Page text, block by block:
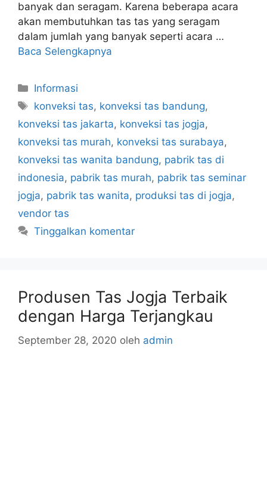
banyak dan seragam. Karena beberapa acara
akan membutuhkan tas tas yang seragam
dalam jumlah yang banyak seperti acara …
Baca Selengkapnya
Kategori
Informasi
Tag
konveksi tas, konveksi tas bandung,
konveksi tas jakarta, konveksi tas jogja,
konveksi tas murah, konveksi tas surabaya,
konveksi tas wanita bandung, pabrik tas di
indonesia, pabrik tas murah, pabrik tas seminar
jogja, pabrik tas wanita, produksi tas di jogja,
vendor tas
Tinggalkan komentar
Produsen Tas Jogja Terbaik
dengan Harga Terjangkau
September 28, 2020 oleh admin